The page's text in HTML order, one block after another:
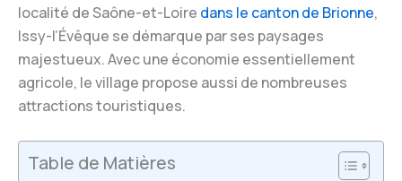
localité de Saône-et-Loire dans le canton de Brionne,
Issy-l’Évêque se démarque par ses paysages
majestueux. Avec une économie essentiellement
agricole, le village propose aussi de nombreuses
attractions touristiques.
Table de Matières